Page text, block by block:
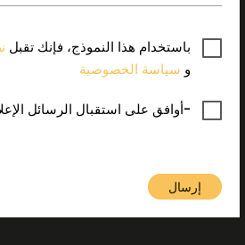
باستخدام هذا النموذج، فإنك تقبل
و سياسة الخصوصية
-أوافق على استقبال الرسائل
إرسال